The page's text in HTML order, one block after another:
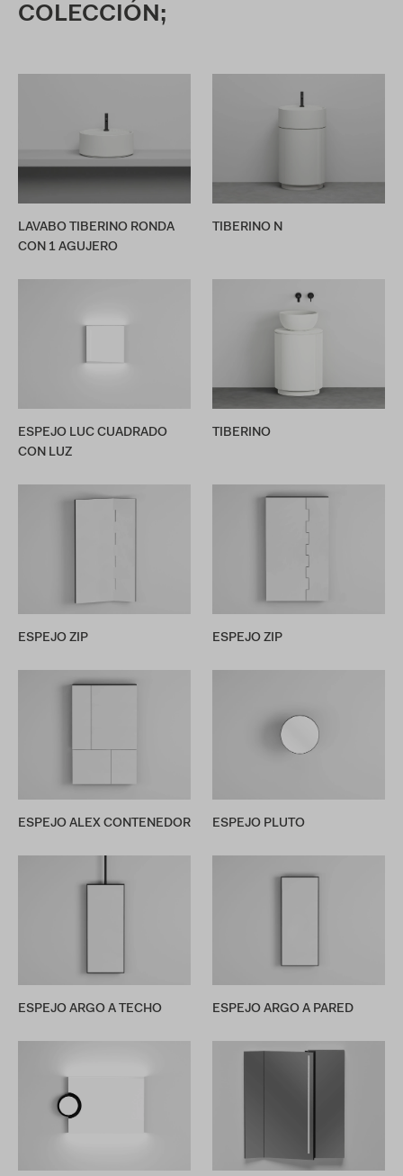
COLECCIÓN;
LAVABO TIBERINO RONDA
CON 1 AGUJERO
TIBERINO N
ESPEJO LUC CUADRADO
CON LUZ
TIBERINO
ESPEJO ZIP ESPEJO ZIP
ESPEJO ALEX CONTENEDOR ESPEJO PLUTO
ESPEJO ARGO A TECHO ESPEJO ARGO A PARED